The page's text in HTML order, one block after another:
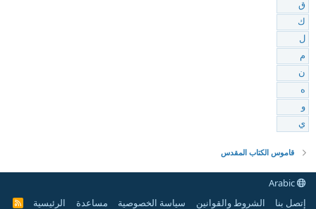
ق
ك
ل
م
ن
ه
و
ي
قاموس الكتاب المقدس
إتصل بنا
الشروط والقوانين سياسة الخصوصية مساعدة الرئيسية
R